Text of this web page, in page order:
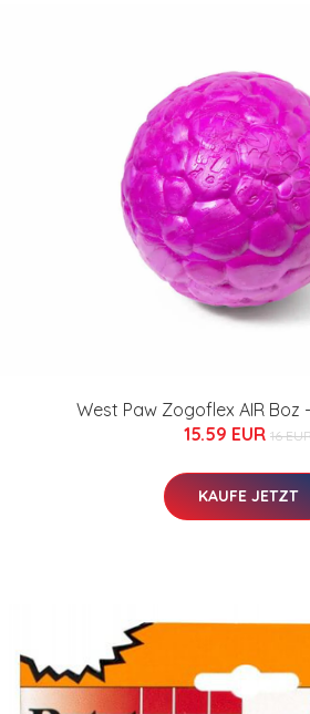
West Paw Zogoflex AIR Boz
15.59 EUR 16
KAUFE JETZT